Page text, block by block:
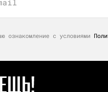
ознакомление с условиями